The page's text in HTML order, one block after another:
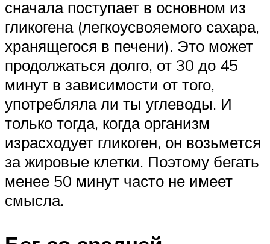
сначала поступает в основном из
гликогена (легкоусвояемого сахара,
хранящегося в печени). Это может
продолжаться долго, от 30 до 45
минут в зависимости от того,
употребляла ли ты углеводы. И
только тогда, когда организм
израсходует гликоген, он возьмется
за жировые клетки. Поэтому бегать
менее 50 минут часто не имеет
смысла.